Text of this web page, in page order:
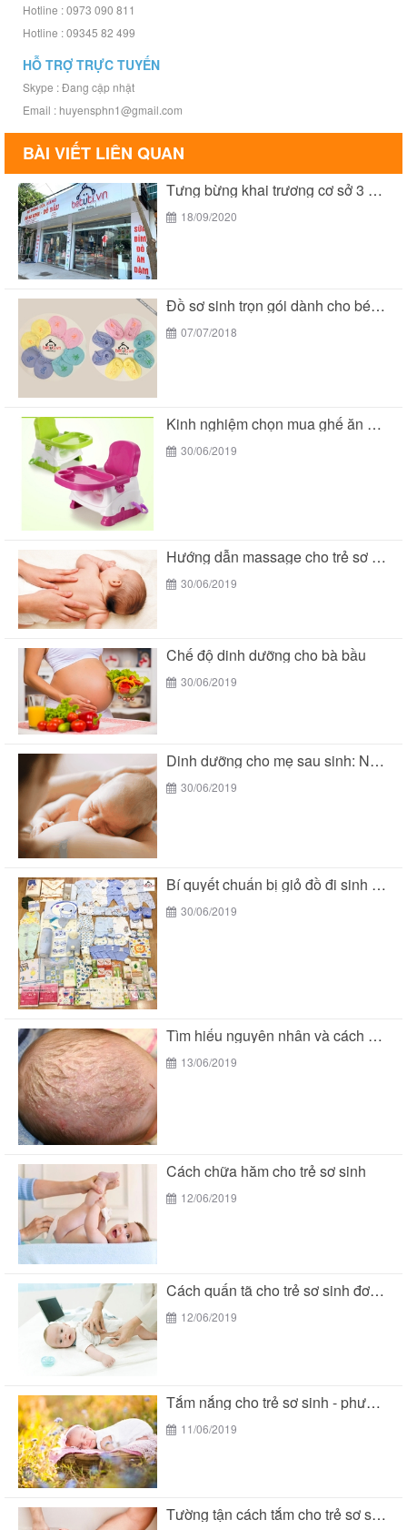
Hotline : 0973 090 811
Hotline : 09345 82 499
HỖ TRỢ TRỰC TUYẾN
Skype : Đang cập nhật
Email : huyensphn1@gmail.com
BÀI VIẾT LIÊN QUAN
Tưng bừng khai trương cơ sở 3 của Bé...
18/09/2020
Đồ sơ sinh trọn gói dành cho bé yêu...
07/07/2018
Kinh nghiệm chọn mua ghế ăn dặm cho bé
30/06/2019
Hướng dẫn massage cho trẻ sơ sinh
30/06/2019
Chế độ dinh dưỡng cho bà bầu
30/06/2019
Dinh dưỡng cho mẹ sau sinh: Nên ăn gì...
30/06/2019
Bí quyết chuẩn bị giỏ đồ đi sinh mùa...
30/06/2019
Tìm hiểu nguyên nhân và cách chữa cứt trâu...
13/06/2019
Cách chữa hăm cho trẻ sơ sinh
12/06/2019
Cách quấn tã cho trẻ sơ sinh đơn giản...
12/06/2019
Tắm nắng cho trẻ sơ sinh - phương pháp...
11/06/2019
Tường tận cách tắm cho trẻ sơ sinh đúng...